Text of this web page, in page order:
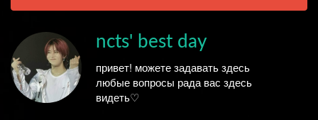
ncts' best day
привет! можете задавать здесь
любые вопросы рада вас здесь
видеть♡